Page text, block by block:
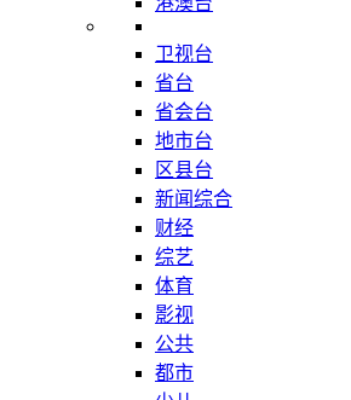
卫视台
省台
省会台
地市台
区县台
新闻综合
财经
综艺
体育
影视
公共
都市